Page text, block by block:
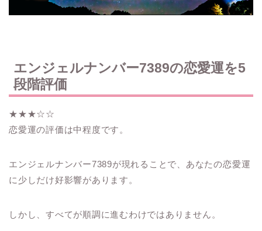
エンジェルナンバー7389の恋愛運を5
段階評価
★★★☆☆
恋愛運の評価は中程度です。
エンジェルナンバー7389が現れることで、あなたの恋愛運
に少しだけ好影響があります。
しかし、すべてが順調に進むわけではありません。